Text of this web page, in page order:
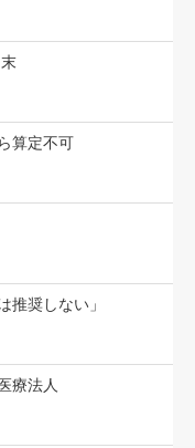
算定不可
推奨しない」
療法人